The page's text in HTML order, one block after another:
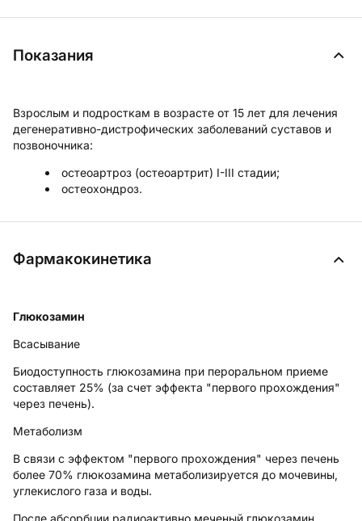
Показания
Взрослым и подросткам в возрасте от 15 лет для лечения
дегенеративно-дистрофических заболеваний суставов и
позвоночника:
остеоартроз (остеоартрит) I-III стадии;
остеохондроз.
Фармакокинетика
Глюкозамин
Всасывание
Биодоступность глюкозамина при пероральном приеме
составляет 25% (за счет эффекта "первого прохождения"
через печень).
Метаболизм
В связи с эффектом "первого прохождения" через печень
более 70% глюкозамина метаболизируется до мочевины,
углекислого газа и воды.
После абсорбции радиоактивно меченый глюкозамин